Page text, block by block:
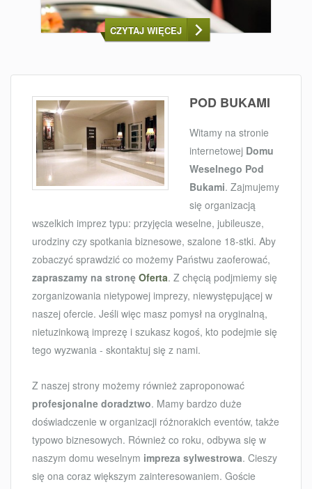
CZYTAJ WIĘCEJ
POD BUKAMI
Witamy na stronie
internetowej Domu
Weselnego Pod
Bukami. Zajmujemy
się organizacją
wszelkich imprez typu: przyjęcia weselne, jubileusze,
urodziny czy spotkania biznesowe, szalone 18-stki. Aby
zobaczyć sprawdzić co możemy Państwu zaoferować,
zapraszamy na stronę Oferta. Z chęcią podjmiemy się
zorganizowania nietypowej imprezy, niewystępującej w
naszej ofercie. Jeśli więc masz pomysł na oryginalną,
nietuzinkową imprezę i szukasz kogoś, kto podejmie się
tego wyzwania - skontaktuj się z nami.
Z naszej strony możemy również zaproponować
profesjonalne doradztwo. Mamy bardzo duże
doświadczenie w organizacji różnorakich eventów, także
typowo biznesowych. Również co roku, odbywa się w
naszym domu weselnym impreza sylwestrowa. Cieszy
się ona coraz większym zainteresowaniem. Goście